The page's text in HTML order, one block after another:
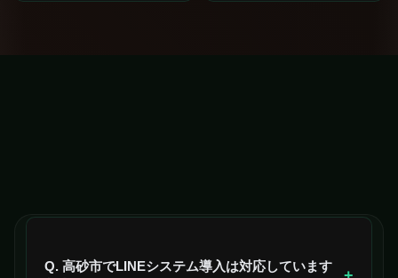
Q. 高砂市でLINEシステム導入は対応しています